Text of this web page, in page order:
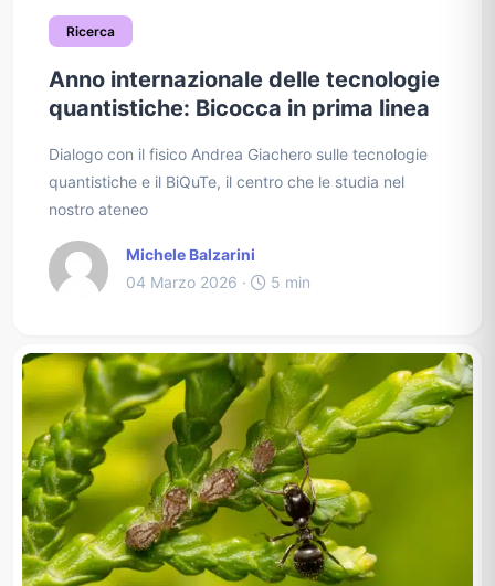
Ricerca
Anno internazionale delle tecnologie
quantistiche: Bicocca in prima linea
Dialogo con il fisico Andrea Giachero sulle tecnologie
quantistiche e il BiQuTe, il centro che le studia nel
nostro ateneo
Michele Balzarini
04 Marzo 2026 ·
5 min